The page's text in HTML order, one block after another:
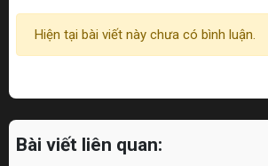
Hiện tại bài viết này chưa có bình luận.
Bài viết liên quan: